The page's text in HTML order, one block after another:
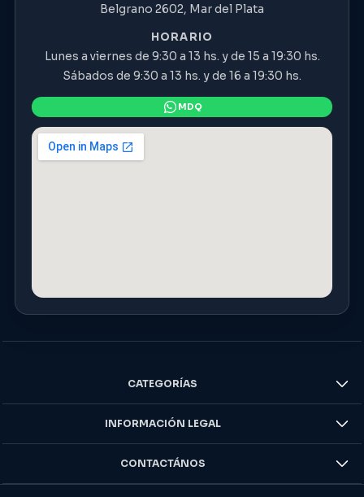
Belgrano 2602, Mar del Plata
HORARIO
Lunes a viernes de 9:30 a 13 hs. y de 15 a 19:30 hs.
Sábados de 9:30 a 13 hs. y de 16 a 19:30 hs.
CATEGORÍAS
INFORMACIÓN LEGAL
CONTACTÁNOS